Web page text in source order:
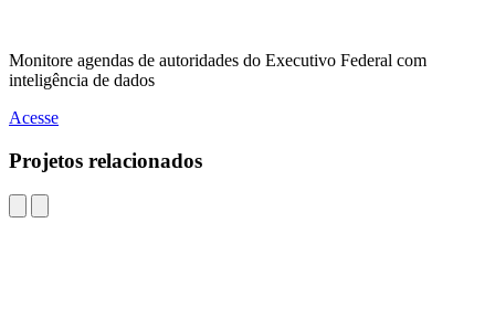
Monitore agendas de autoridades do Executivo Federal com
inteligência de dados
Acesse
Projetos relacionados